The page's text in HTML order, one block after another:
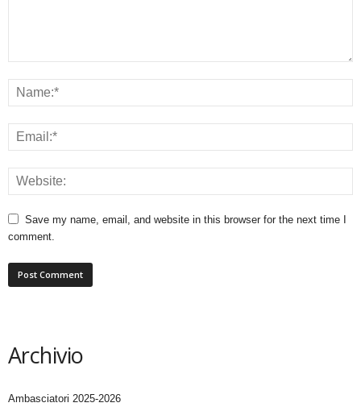
Save my name, email, and website in this browser for the next time I
comment.
Archivio
Ambasciatori 2025-2026